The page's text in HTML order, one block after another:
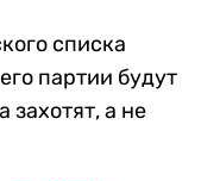
списка
партии будут
захотят, а не